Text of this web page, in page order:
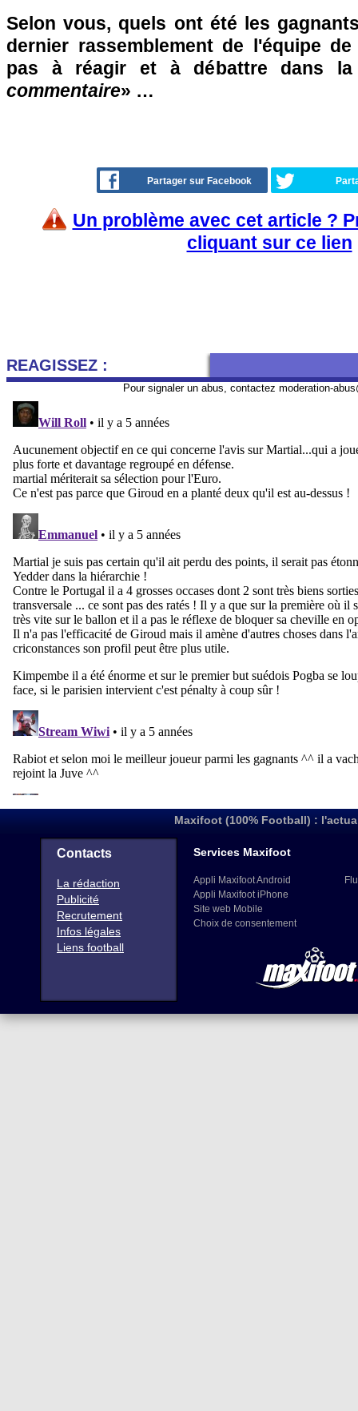
Selon vous, quels ont été les
dernier rassemblement de l'équipe
pas à réagir et à débattre dans
commentaire» …
Partager sur Facebook
Un problème avec cet article ?
cliquant sur ce lien
REAGISSEZ :
Pour signaler un abus, contactez moderation-
Maxifoot (100% Football) :
Contacts
La rédaction
Publicité
Recrutement
Infos légales
Liens football
Services Maxifoot
Appli Maxifoot Android
Appli Maxifoot iPhone
Site web Mobile
Choix de consentement